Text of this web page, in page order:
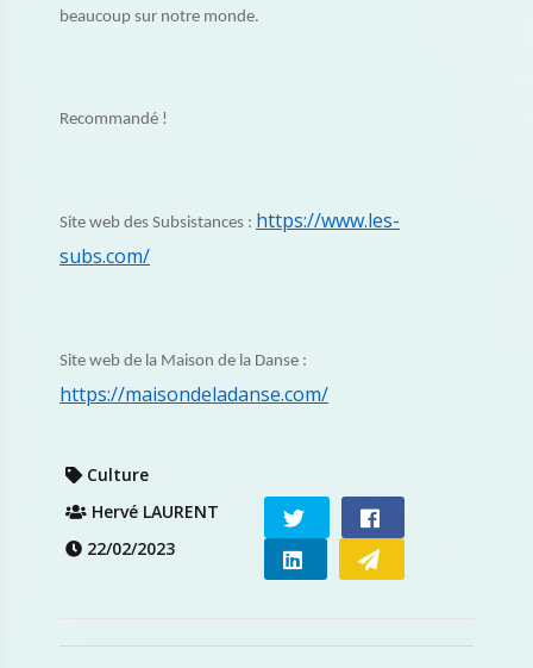
beaucoup sur notre monde.
Recommandé !
Site web des Subsistances : https://www.les-
subs.com/
Site web de la Maison de la Danse :
https://maisondeladanse.com/
Culture
Hervé LAURENT
22/02/2023